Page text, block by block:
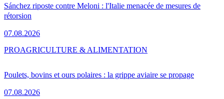
Sánchez riposte contre Meloni : l'Italie menacée de mesures de
rétorsion
07.08.2026
Poulets, bovins et ours polaires : la grippe aviaire se propage
07.08.2026
PROAGRICULTURE & ALIMENTATION